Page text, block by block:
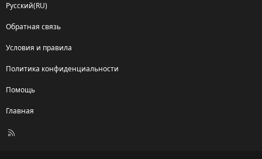
Русский(RU)
Обратная связь
Условия и правила
Политика конфиденциальности
Помощь
Главная
R